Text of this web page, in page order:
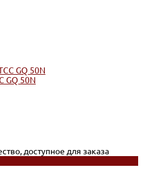
GQ 50N
доступное для заказа